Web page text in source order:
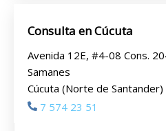
Consulta en Cúcuta
Avenida 12E, #4-08 Cons.
Samanes
Cúcuta (Norte de Santander)
7 574 23 51